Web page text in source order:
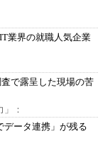
業界の就職人気企業
で露呈した現場の苦
：
データ連携」が残る